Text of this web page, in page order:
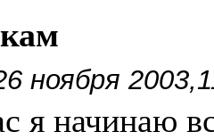
ноября
я начинаю